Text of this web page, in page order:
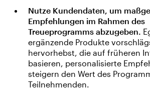
Nutze Kundendaten, um
Empfehlungen im Rahmen des
Treueprogramms abzugeben.
ergänzende Produkte
hervorhebst, die auf früheren
basieren, personalisierte
steigern den Wert des
Teilnehmenden.